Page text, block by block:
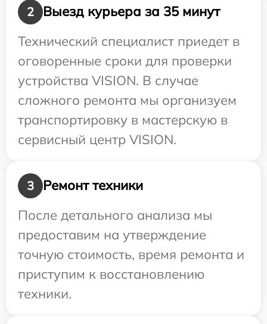
2
Выезд курьера за 35 минут
Технический специалист приедет в
оговоренные сроки для проверки
устройства VISION. В случае
сложного ремонта мы организуем
транспортировку в мастерскую в
сервисный центр VISION.
3
Ремонт техники
После детального анализа мы
предоставим на утверждение
точную стоимость, время ремонта и
приступим к восстановлению
техники.